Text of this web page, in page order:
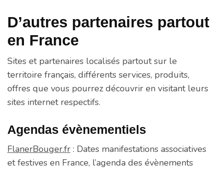
D’autres partenaires partout
en France
Sites et partenaires localisés partout sur le
territoire français, différents services, produits,
offres que vous pourrez découvrir en visitant leurs
sites internet respectifs.
Agendas évènementiels
FlanerBouger.fr : Dates manifestations associatives
et festives en France, l’agenda des évènements